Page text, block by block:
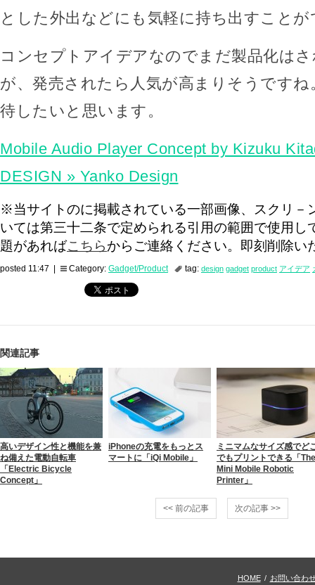
とした外出などにも気軽に持ち出すこと
コンセプトアイデアなのでまだ製品化は
が、発売されたら人気が高まりそうですね
待したいと思います。
Mobile Audio Player Concept by Kizuku
DESIGN » Yanko Design
※当サイトのに掲載されている一部画像、スクリ－
いては第三十二条で定められる引用の範囲で使用し
題があればこちらからご連絡ください。即刻削除い
posted 11:47 | Category: Gadget/Product tag: design gadget product アイデア
関連記事
高いデザイン性と機能を兼
ね備えた電動自転車
「Electric Bicycle
Concept」
iPhoneの充電をもっとス
マートに「iQi Mobile」
ミニマムなサイズ感でど
でもプリントできる「The
Mini Mobile Robotic
Printer」
<< 前の記事 次の記事 >>
HOME / お問い合わ